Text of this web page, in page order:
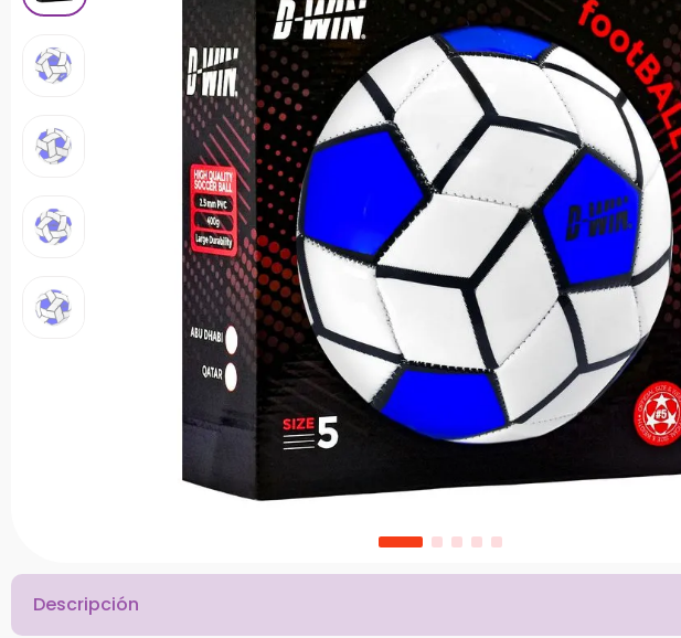
Descripción
minix figuras
minix maradona
peluche
sonic
chef
dinosaurio